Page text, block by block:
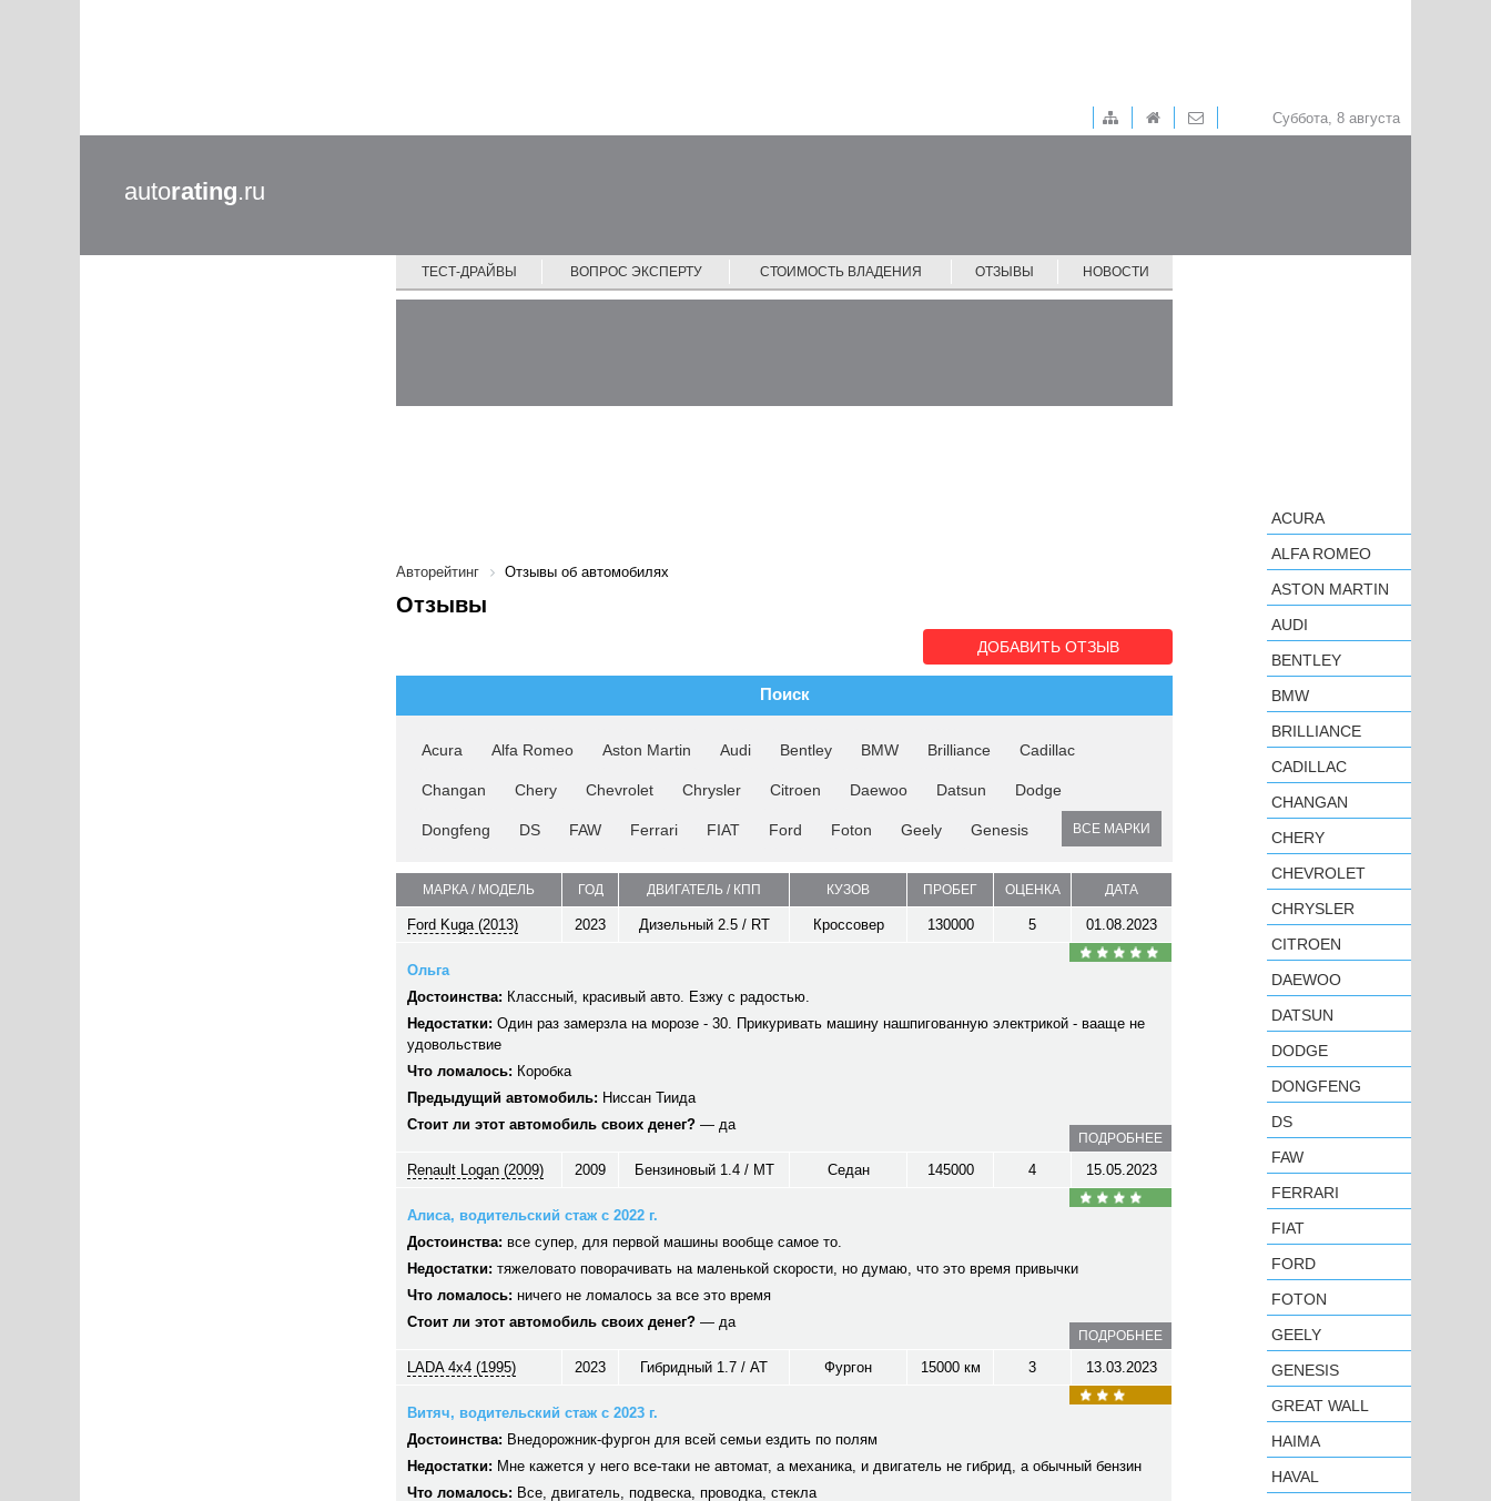
Суббота, 8 августа
autorating.ru
ТЕСТ-ДРАЙВЫ ВОПРОС ЭКСПЕРТУ СТОИМОСТЬ ВЛАДЕНИЯ ОТЗЫВЫ НОВОСТИ
Авторейтинг Отзывы об автомобилях
Отзывы
ДОБАВИТЬ ОТЗЫВ
Поиск
Acura Alfa Romeo Aston Martin Audi Bentley BMW Brilliance Cadillac
Changan Chery Chevrolet Chrysler Citroen Daewoo Datsun Dodge
Dongfeng DS FAW Ferrari FIAT Ford Foton Geely Genesis ВСЕ МАРКИ
МАРКА / МОДЕЛЬ ГОД ДВИГАТЕЛЬ / КПП КУЗОВ ПРОБЕГ ОЦЕНКА ДАТА
Ford Kuga (2013) 2023 Дизельный 2.5 / RT Кроссовер 130000 5 01.08.2023
Ольга
Достоинства: Классный, красивый авто. Езжу с радостью.
Недостатки: Один раз замерзла на морозе - 30. Прикуривать машину нашпигованную электрикой - вааще не
удовольствие
Что ломалось: Коробка
Предыдущий автомобиль: Ниссан Тиида
Стоит ли этот автомобиль своих денег? — да
ПОДРОБНЕЕ
Renault Logan (2009) 2009 Бензиновый 1.4 / MT Седан 145000 4 15.05.2023
Алиса, водительский стаж с 2022 г.
Достоинства: все супер, для первой машины вообще самое то.
Недостатки: тяжеловато поворачивать на маленькой скорости, но думаю, что это время привычки
Что ломалось: ничего не ломалось за все это время
Стоит ли этот автомобиль своих денег? — да
ПОДРОБНЕЕ
LADA 4x4 (1995) 2023 Гибридный 1.7 / AT Фургон 15000 км 3 13.03.2023
Витяч, водительский стаж с 2023 г.
Достоинства: Внедорожник-фургон для всей семьи ездить по полям
Недостатки: Мне кажется у него все-таки не автомат, а механика, и двигатель не гибрид, а обычный бензин
Что ломалось: Все, двигатель, подвеска, проводка, стекла
ACURA
ALFA ROMEO
ASTON MARTIN
AUDI
BENTLEY
BMW
BRILLIANCE
CADILLAC
CHANGAN
CHERY
CHEVROLET
CHRYSLER
CITROEN
DAEWOO
DATSUN
DODGE
DONGFENG
DS
FAW
FERRARI
FIAT
FORD
FOTON
GEELY
GENESIS
GREAT WALL
HAIMA
HAVAL